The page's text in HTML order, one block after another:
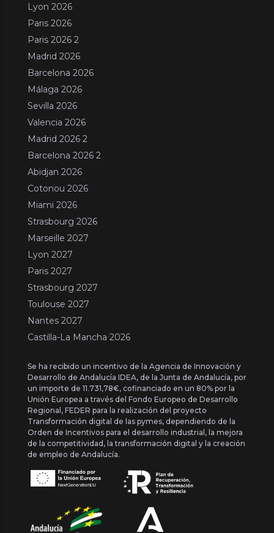
Lyon 2026
Paris 2026
Paris 2026 2
Madrid 2026
Barcelona 2026
Málaga 2026
Sevilla 2026
Valencia 2026
Madrid 2026 2
Barcelona 2026 2
Abidjan 2026
Cotonou 2026
Miami 2026
Strasbourg 2026
Marseille 2027
Lyon 2027
Paris 2027
Strasbourg 2027
Toulouse 2027
Nantes 2027
Castilla-La Mancha 2026
Se ha recibido un incentivo de la Agencia de Innovación y
Desarrollo de Andalucía IDEA, de la Junta de Andalucía, por
un importe de 11.731,78€, cofinanciado en un 80% por la
Unión Europea a través del Fondo Europeo de Desarrollo
Regional, FEDER para la realización del proyecto
Transformación digital de las pymes, dependiendo de la
Orden de Incentivos para el desarrollo industrial, la mejora
de la competitividad, la transformación digital y la creación
de empleo de Andalucía.